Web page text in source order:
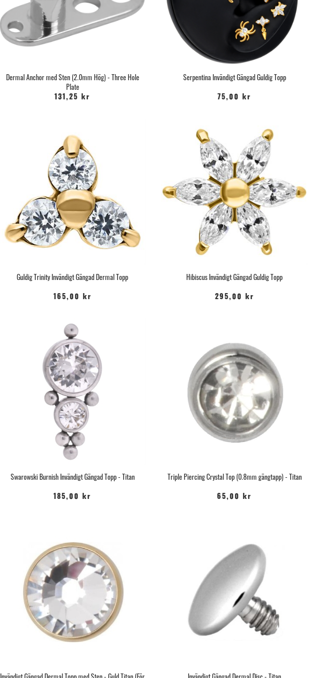
Dermal Anchor med Sten (2.0mm Hög) - Three Hole
Plate
131,25 kr
Serpentina Invändigt Gängad Guldig Topp
75,00 kr
Guldig Trinity Invändigt Gängad Dermal Topp
165,00 kr
Hibiscus Invändigt Gängad Guldig Topp
295,00 kr
Swarowski Burnish Invändigt Gängad Topp - Titan
185,00 kr
Triple Piercing Crystal Top (0.8mm gängtapp) - Titan
65,00 kr